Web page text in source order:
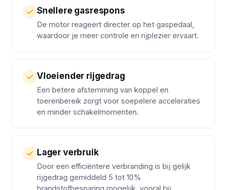
Snellere gasrespons
De motor reageert directer op het gaspedaal,
waardoor je meer controle en rijplezier ervaart.
Vloeiender rijgedrag
Een betere afstemming van koppel en
toerenbereik zorgt voor soepelere acceleraties
en minder schakelmomenten.
Lager verbruik
Door een efficiëntere verbranding is bij gelijk
rijgedrag gemiddeld 5 tot 10%
brandstofbesparing mogelijk, vooral bij